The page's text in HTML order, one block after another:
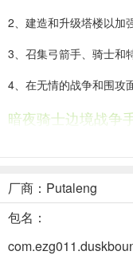
2、建造和升级塔楼以加
3、召集弓箭手、骑士和
4、在无情的战争和围攻
暗夜骑士边境战争
1、进入游戏内，我们先
2、角色靠近敌人时会自
厂商：Putaleng
包名：